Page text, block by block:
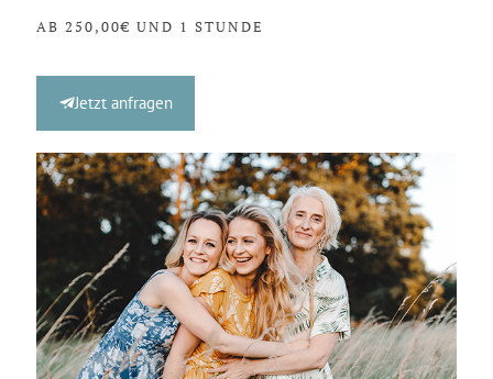
AB 250,00€ UND 1 STUNDE
Jetzt anfragen